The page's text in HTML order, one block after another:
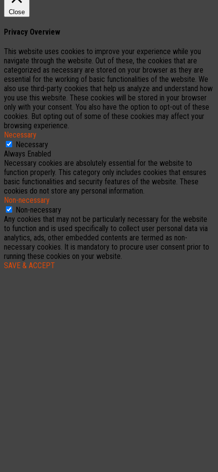
Close
Privacy Overview
This website uses cookies to improve your experience while you
navigate through the website. Out of these, the cookies that are
categorized as necessary are stored on your browser as they are
essential for the working of basic functionalities of the website. We
also use third-party cookies that help us analyze and understand how
you use this website. These cookies will be stored in your browser
only with your consent. You also have the option to opt-out of these
cookies. But opting out of some of these cookies may affect your
browsing experience.
Necessary
Necessary
Always Enabled
Necessary cookies are absolutely essential for the website to
function properly. This category only includes cookies that ensures
basic functionalities and security features of the website. These
cookies do not store any personal information.
Non-necessary
Non-necessary
Any cookies that may not be particularly necessary for the website
to function and is used specifically to collect user personal data via
analytics, ads, other embedded contents are termed as non-
necessary cookies. It is mandatory to procure user consent prior to
running these cookies on your website.
SAVE & ACCEPT